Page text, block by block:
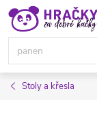
Přejít
obsah
Stoly a křesla